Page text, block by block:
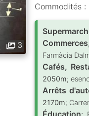
3
Commodités
Farmàcia
Cafés,
2050m;
Arrêts
2170m;
Éducation: